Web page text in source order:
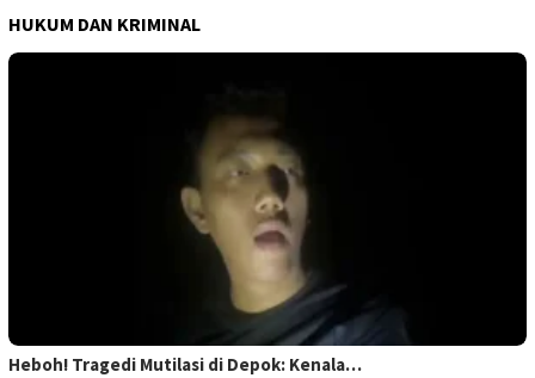
HUKUM DAN KRIMINAL
Heboh! Tragedi Mutilasi di Depok: Kenala…